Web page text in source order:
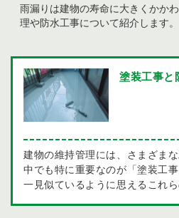
雨漏りは建物の寿命に大きくかか
理や防水工事について紹介します。
塗装工事と
建物の維持管理には、さまざま
中でも特に重要なのが「塗装工
一見似ているように思えるこれ